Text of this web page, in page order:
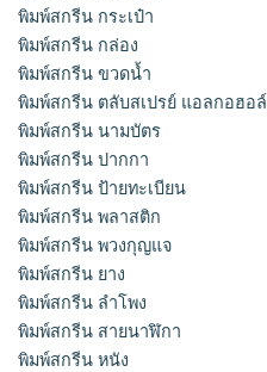
พิมพ์สกรีน กระเป๋า
พิมพ์สกรีน กล่อง
พิมพ์สกรีน ขวดน้ำ
พิมพ์สกรีน ตลับสเปรย์ แอลกอฮอล์
พิมพ์สกรีน นามบัตร
พิมพ์สกรีน ปากกา
พิมพ์สกรีน ป้ายทะเบียน
พิมพ์สกรีน พลาสติก
พิมพ์สกรีน พวงกุญแจ
พิมพ์สกรีน ยาง
พิมพ์สกรีน ลำโพง
พิมพ์สกรีน สายนาฬิกา
พิมพ์สกรีน หนัง